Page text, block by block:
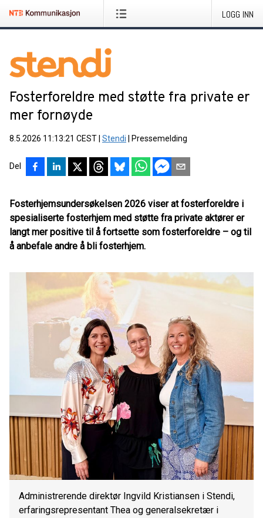
LOGG INN
Fosterforeldre med støtte fra private er
mer fornøyde
8.5.2026 11:13:21 CEST Stendi Pressemelding
Del
Fosterhjemsundersøkelsen 2026 viser at fosterforeldre i
spesialiserte fosterhjem med støtte fra private aktører er
langt mer positive til å fortsette som fosterforeldre – og til
å anbefale andre å bli fosterhjem.
Administrerende direktør Ingvild Kristiansen i Stendi,
erfaringsrepresentant Thea og generalsekretær i